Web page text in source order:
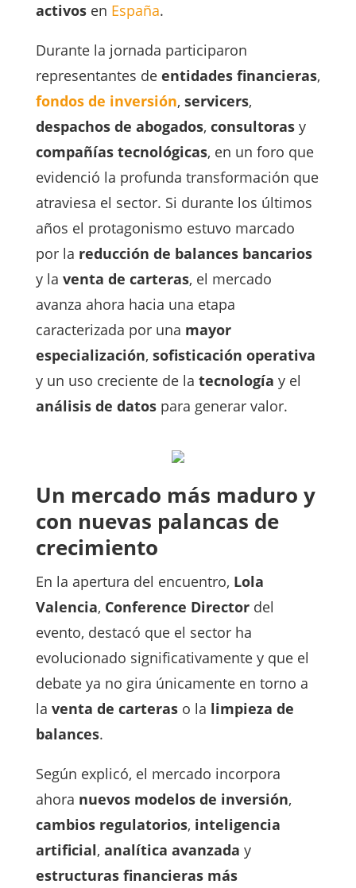
activosen España.
Durante la jornada participaron
representantes de entidades financieras,
fondos de inversión, servicers,
despachos de abogados, consultorasy
compañías tecnológicas, en un foro que
evidenció la profunda transformación que
atraviesa el sector. Si durante los últimos
años el protagonismo estuvo marcado
por la reducción de balances bancarios
y la venta de carteras, el mercado
avanza ahora hacia una etapa
caracterizada por una mayor
especialización, sofisticación operativa
y un uso creciente de la tecnología y el
análisis de datospara generar valor.
Un mercado más maduro y
con nuevas palancas de
crecimiento
En la apertura del encuentro, Lola
Valencia, Conference Directordel
evento, destacó que el sector ha
evolucionado significativamente y que el
debate ya no gira únicamente en torno a
la venta de carteraso la limpieza de
balances.
Según explicó, el mercado incorpora
ahora nuevos modelos de inversión,
cambios regulatorios, inteligencia
artificial, analítica avanzada y
estructuras financieras más